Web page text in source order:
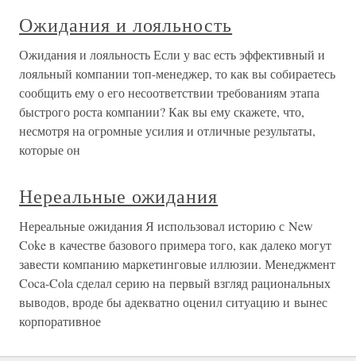
Ожидания и лояльность
Ожидания и лояльность Если у вас есть эффективный и
лояльный компании топ-менеджер, то как вы собираетесь
сообщить ему о его несоответствии требованиям этапа
быстрого роста компании? Как вы ему скажете, что,
несмотря на огромные усилия и отличные результаты,
которые он
Нереальные ожидания
Нереальные ожидания Я использовал историю с New
Coke в качестве базового примера того, как далеко могут
завести компанию маркетинговые иллюзии. Менеджмент
Coca-Cola сделал серию на первый взгляд рациональных
выводов, вроде бы адекватно оценил ситуацию и вынес
корпоративное